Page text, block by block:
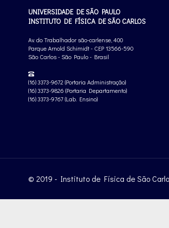
UNIVERSIDADE DE SÃO PAULO
INSTITUTO DE FÍSICA DE SÃO CARLOS
Av. do Trabalhador são-carlense, 400
Parque Arnold Schimidt - CEP 13566-590
São Carlos - São Paulo - Brasil
(16) 3373-9672 (Portaria Administração)
(16) 3373-9826 (Portaria Departamento)
(16) 3373-9767 (Lab. Ensino)
© 2019 - Instituto de Física de São